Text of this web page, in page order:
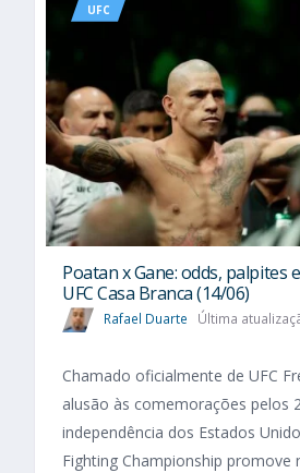
UFC
Poatan x Gane: odds, palpites
UFC Casa Branca (14/06)
Rafael Duarte Última
Chamado oficialmente de UFC
alusão às comemorações pelos
independência dos Estados
Fighting Championship promove